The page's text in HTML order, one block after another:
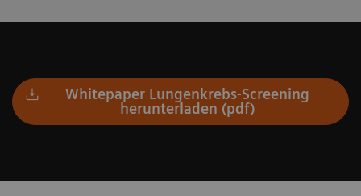
Whitepaper Lungenkrebs-Screening
herunterladen (pdf)